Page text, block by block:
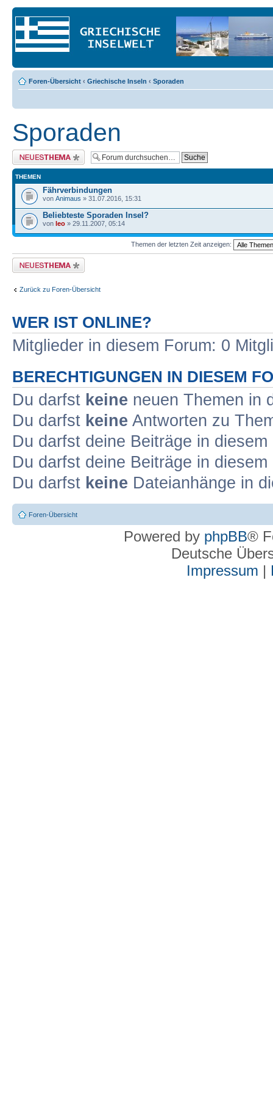
Foren-Übersicht ‹ Griechische Inseln ‹ Sporaden
Sporaden
Neues Thema erstellen
THEMEN
Fährverbindungen
von Animaus » 31.07.2016, 15:31
Beliebteste Sporaden Insel?
von leo » 29.11.2007, 05:14
Themen der letzten Zeit anzeigen:
Neues Thema erstellen
Zurück zu Foren-Übersicht
WER IST ONLINE?
Mitglieder in diesem Forum: 0
BERECHTIGUNGEN IN DIESEM
Du darfst keine neuen Themen in
Du darfst keine Antworten zu
Du darfst deine Beiträge in
Du darfst deine Beiträge in
Du darfst keine Dateianhänge in
Foren-Übersicht
Powered by phpBB®
Deutsche
Impressum |